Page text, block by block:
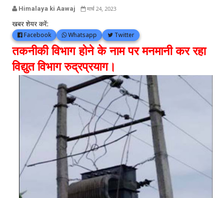
Himalaya ki Aawaj मार्च 24, 2023
खबर शेयर करें:
Facebook Whatsapp Twitter
तकनीकी विभाग होने के नाम पर मनमानी कर रहा
विद्युत विभाग रुद्रप्रयाग।